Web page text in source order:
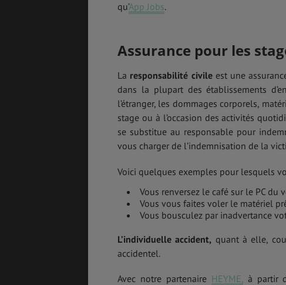
qu’App Jobs.
Assurance pour les
La responsabilité civileest une
dans la plupart des établissements
l’étranger, les dommages corporels,
stage ou à l’occasion des activités
se substitue au responsable pour
vous charger de l’indemnisation de la
Voici quelques exemples pour lesquels
Vous renversez le café sur le PC du
Vous vous faites voler le matériel
Vous bousculez par inadvertance
L’individuelle accident, quant à elle,
accidentel.
Avec notre partenaire HEYME,
à partir